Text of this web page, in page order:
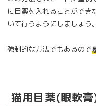
に目薬を入れることがで
いて行うようにしましょう。
強制的な方法でもあるので
猫用目薬(眼軟